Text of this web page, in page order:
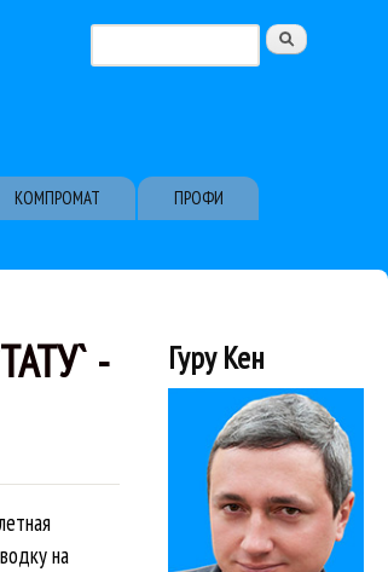
Форма поиска
КОМПРОМАТ
ПРОФИ
-
на
Гуру Кен